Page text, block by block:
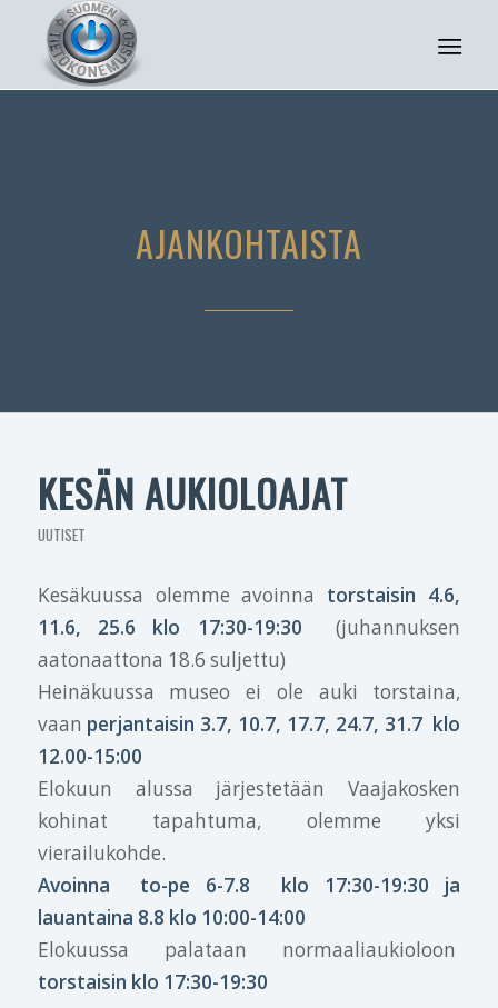
AJANKOHTAISTA
KESÄN AUKIOLOAJAT
UUTISET
Kesäkuussa olemme avoinna torstaisin 4.6,
11.6, 25.6 klo 17:30-19:30 (juhannuksen
aatonaattona 18.6 suljettu)
Heinäkuussa museo ei ole auki torstaina,
vaan perjantaisin 3.7, 10.7, 17.7, 24.7, 31.7 klo
12.00-15:00
Elokuun alussa järjestetään Vaajakosken
kohinat tapahtuma, olemme yksi
vierailukohde.
Avoinna to-pe 6-7.8 klo 17:30-19:30 ja
lauantaina 8.8 klo 10:00-14:00
Elokuussa palataan normaaliaukioloon
torstaisin klo 17:30-19:30